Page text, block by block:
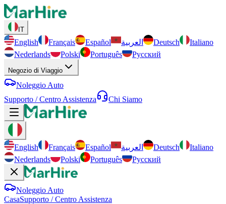
IT
English Français Español العربية Deutsch
Italiano
Nederlands
Polski Português Русский
Negozio di Viaggio
Noleggio Auto
Supporto / Centro Assistenza
Chi Siamo
English Français Español العربية Deutsch
Italiano
Nederlands
Polski Português Русский
Noleggio Auto
CasaSupporto / Centro Assistenza